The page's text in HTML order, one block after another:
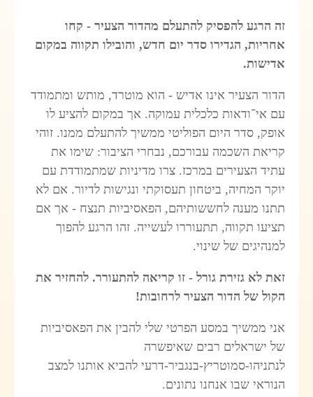
זה הרגע להפסיק להתעלם מהדור הצעיר - קחו
אחריות, הגדירו סדר יום חדש, והובילו תקווה במקום
אדישות.
הדור הצעיר אינו אדיש - הוא מוטרד, מותש ומתמודד
עם אי־ודאות כלכלית עמוקה. אך במקום להציע לו
אופק, סדר היום הפוליטי ממשיך להתעלם ממנו. זוהי
קריאת השכמה עבורכם, נבחרי הציבור: שימו את
עתיד הצעירים במרכז. צרו מדיניות שמתמודדת עם
יוקר המחיה, ביטחון תעסוקתי ונגישות לדיור. אם לא
תתנו מענה לחששותיהם, הפאסיביות תנצח - אך אם
תציעו תקווה, תתעוררו לעשייה. זהו הרגע להפוך
למנהיגים של שינוי.
זאת לא גזירת גורל - זו קריאה להתעורר. להחזיר את
הקול של הדור הצעיר לרחובות!
אני ממשיך במסע הפרטי שלי להבין את הפאסיביות
של ישראלים רבים שאיפשרה
לנתניהו-סמוטריץ-בנגביר-דרעי להביא אותנו למצב
הנוראי שבו אנחנו נתונים.